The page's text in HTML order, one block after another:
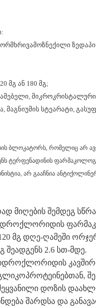
მგ ან 180 მგ;
სტეარატი,
ბლოკატორს, რომელიც არ
ტერფენადინის
არ გააჩნია
მიღების შემდეგ
მგ დღე-ღამეში
შეადგენს 2.6 სთ-მდე.
დოზის
შარდსა და